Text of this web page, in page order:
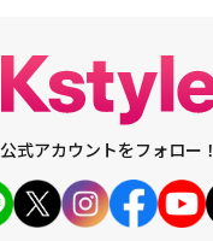
公式アカウントをフォロー！